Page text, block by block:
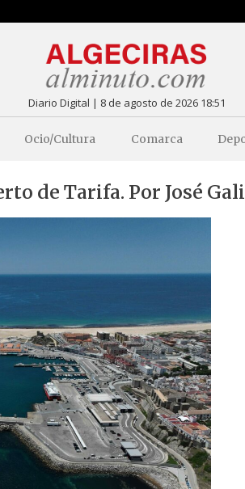
Diario Digital | 8 de agosto de 2026 18:51
Ocio/Cultura Comarca
de Tarifa. Por José